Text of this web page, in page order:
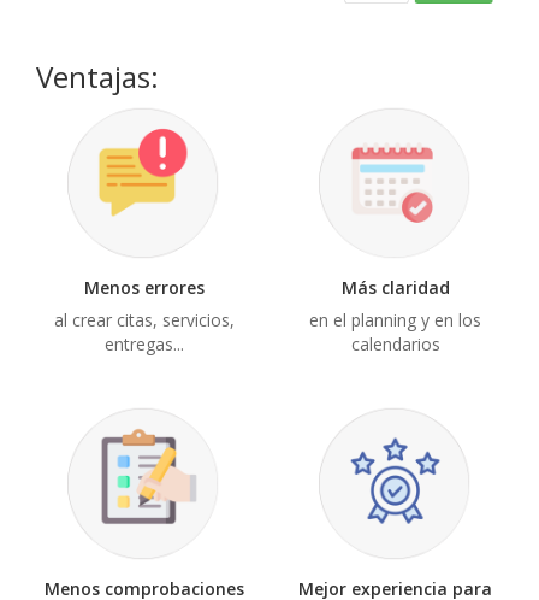
Ventajas:
Menos errores
al crear citas, servicios,
entregas...
Más claridad
en el planning y en los
calendarios
Menos comprobaciones Mejor experiencia para